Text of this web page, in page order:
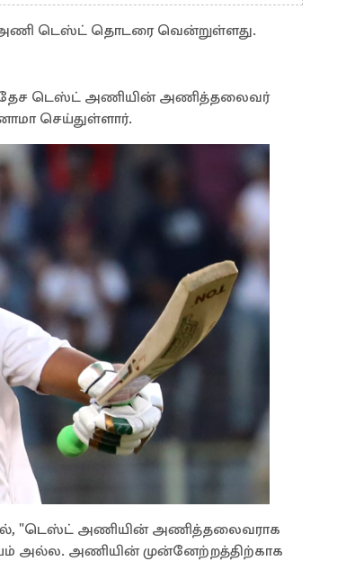
டெஸ்ட் தொடரை வென்றுள்ளது.
டெஸ்ட் அணியின் அணித்தலைவர்
செய்துள்ளார்.
"டெஸ்ட் அணியின் அணித்தலைவராக
அல்ல. அணியின் முன்னேற்றத்திற்காக